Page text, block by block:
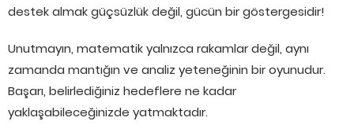
destek almak güçsüzlük değil, gücün bir göstergesidir!
Unutmayın, matematik yalnızca rakamlar değil, aynı
zamanda mantığın ve analiz yeteneğinin bir oyunudur.
Başarı, belirlediğiniz hedeflere ne kadar
yaklaşabileceğinizde yatmaktadır.